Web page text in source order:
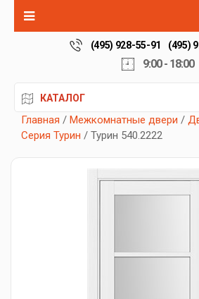
(495) 928-55-91 (495)
9:00 - 18:00
КАТАЛОГ
Главная / Межкомнатные двери /
Серия Турин / Турин 540.2222